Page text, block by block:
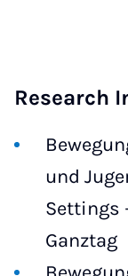
Research
und
Settings
Ganztag